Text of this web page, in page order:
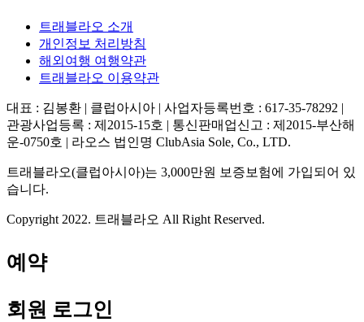
트래블라오 소개
개인정보 처리방침
해외여행 여행약관
트래블라오 이용약관
대표 : 김봉환 | 클럽아시아 | 사업자등록번호 : 617-35-78292 |
관광사업등록 : 제2015-15호 | 통신판매업신고 : 제2015-부산해
운-0750호 | 라오스 법인명 ClubAsia Sole, Co., LTD.
트래블라오(클럽아시아)는 3,000만원 보증보험에 가입되어 있
습니다.
Copyright 2022. 트래블라오 All Right Reserved.
예약
회원 로그인